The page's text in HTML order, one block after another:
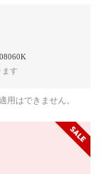
す
はできません。